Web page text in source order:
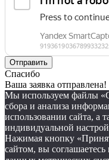
Спасибо
Ваша заявка отправлена!
Мы используем файлы
сбора и анализа
использовании сайта, а
индивидуальной
Нажимая кнопку
сайтом, вы